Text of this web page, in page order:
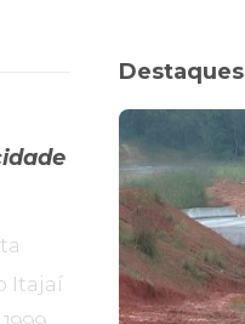
Itajaí
Destaques